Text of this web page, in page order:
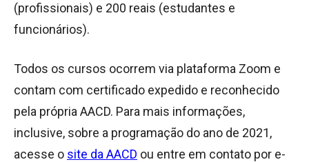
(profissionais) e 200 reais (estudantes e
funcionários).
Todos os cursos ocorrem via plataforma Zoom e
contam com certificado expedido e reconhecido
pela própria AACD. Para mais informações,
inclusive, sobre a programação do ano de 2021,
acesse o site da AACD ou entre em contato por e-